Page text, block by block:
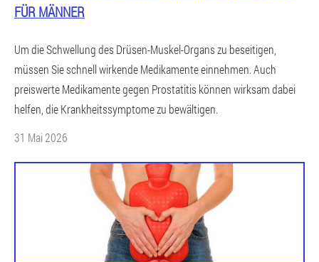
FÜR MÄNNER
Um die Schwellung des Drüsen-Muskel-Organs zu beseitigen,
müssen Sie schnell wirkende Medikamente einnehmen. Auch
preiswerte Medikamente gegen Prostatitis können wirksam dabei
helfen, die Krankheitssymptome zu bewältigen.
31 Mai 2026